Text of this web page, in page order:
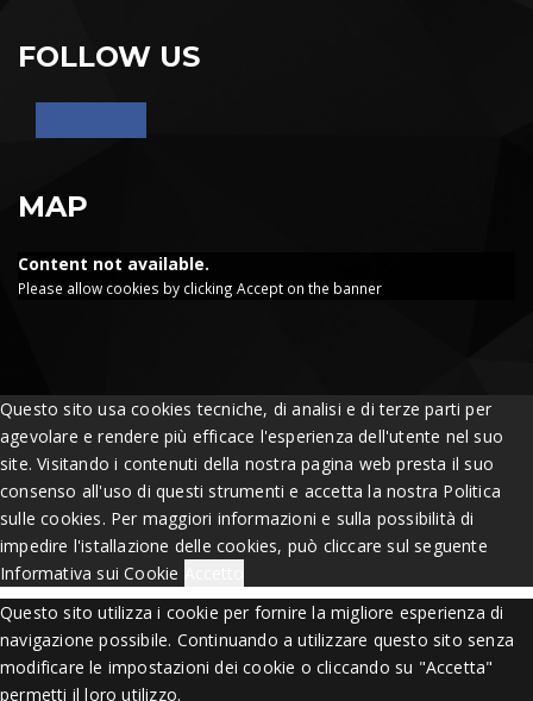
FOLLOW US
MAP
Content not available.
Please allow cookies by clicking Accept on the banner
Questo sito usa cookies tecniche, di analisi e di terze parti per
agevolare e rendere più efficace l'esperienza dell'utente nel suo
site. Visitando i contenuti della nostra pagina web presta il suo
consenso all'uso di questi strumenti e accetta la nostra Politica
sulle cookies. Per maggiori informazioni e sulla possibilità di
impedire l'istallazione delle cookies, può cliccare sul seguente
Informativa sui Cookie
Questo sito utilizza i cookie per fornire la migliore esperienza di
navigazione possibile. Continuando a utilizzare questo sito senza
modificare le impostazioni dei cookie o cliccando su "Accetta"
permetti il loro utilizzo.